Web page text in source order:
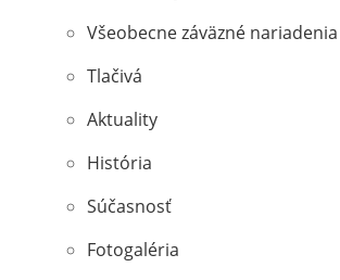
Všeobecne záväzné nariadenia
Tlačivá
Aktuality
História
Súčasnosť
Fotogaléria